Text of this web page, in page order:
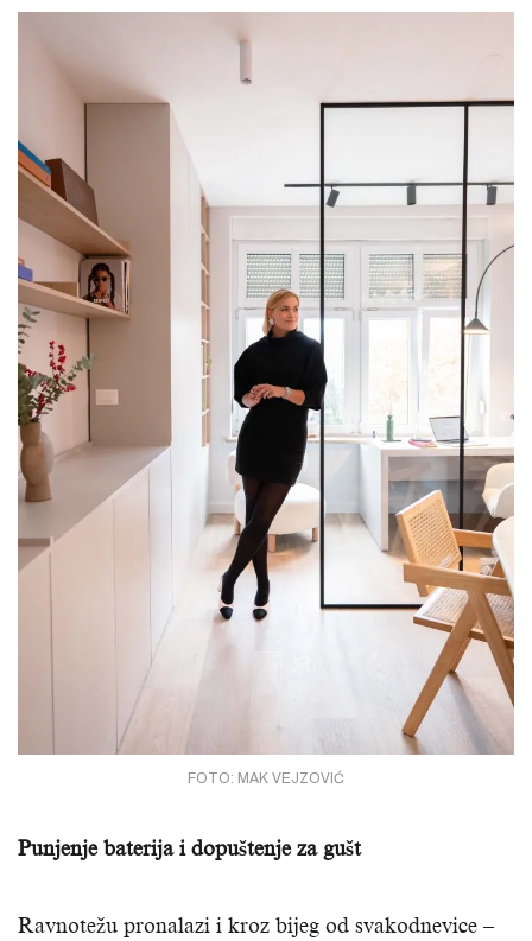
FOTO: MAK VEJZOVIĆ
Punjenje baterija i dopuštenje za gušt
Ravnotežu pronalazi i kroz bijeg od svakodnevice –